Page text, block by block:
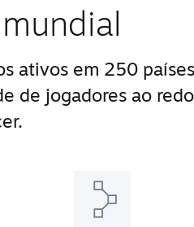
ativos em 250
de jogadores ao